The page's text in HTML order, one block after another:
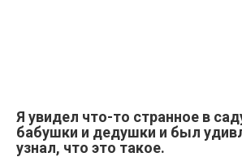
Я увидел что-то странное в
бабушки и дедушки и был
узнал, что это такое.